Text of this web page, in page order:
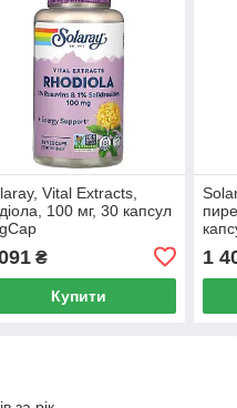
Vital Extracts,
100 мг, 30 капсул
₴
Купити
1